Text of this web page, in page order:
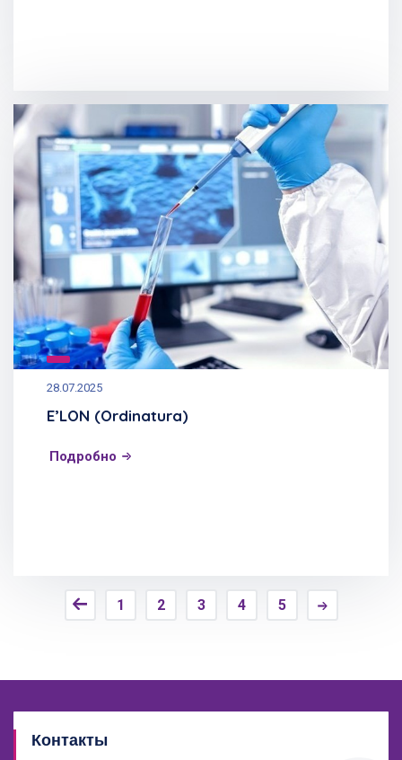
28.07.2025
E’LON (Ordinatura)
Подробно
1 2 3 4 5
Контакты